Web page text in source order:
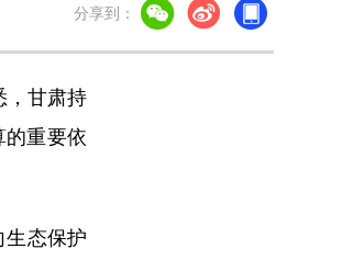
分享到：
甘肃持
重要依
态保护